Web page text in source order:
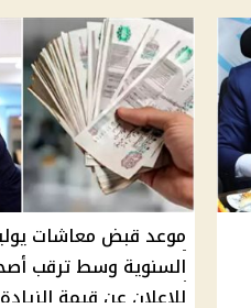
السنوية وسط ترقب
للإعلان عن قيمة